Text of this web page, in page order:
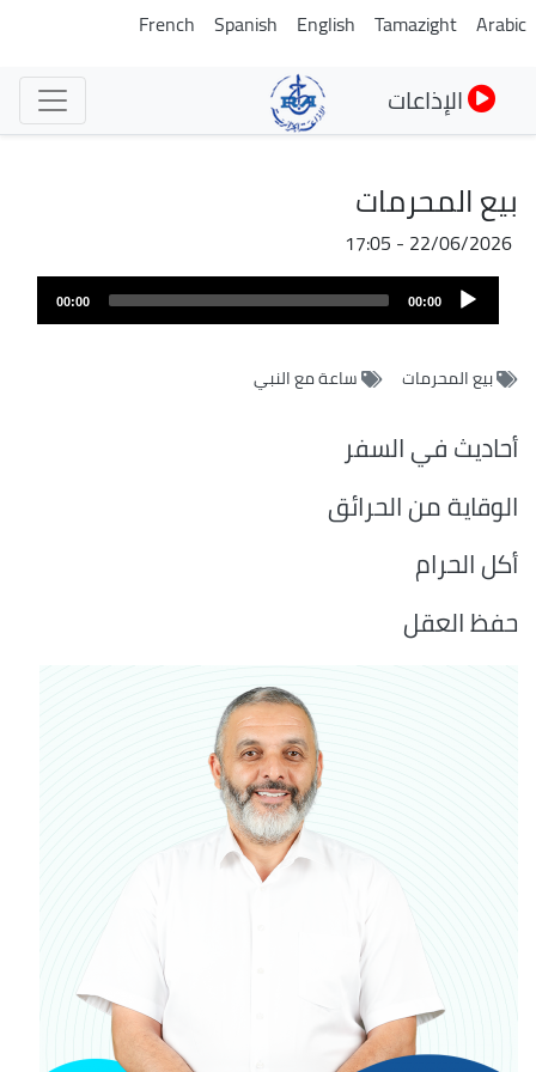
تجاوز
Arabic
Tamazight
English
Spanish
French
الإذاعات
بيع المحرمات
22/06/2026 - 17:05
ملف
الصوت
Audio
Player
00:00
00:00
بيع المحرمات ساعة مع النبي
أحاديث في السفر
الوقاية من الحرائق
أكل الحرام
حفظ العقل